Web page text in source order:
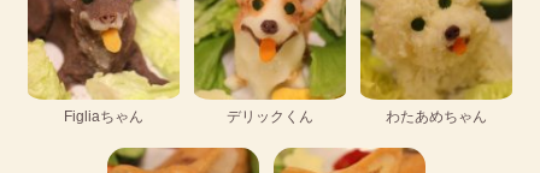
Figliaちゃん デリックくん わたあめちゃん